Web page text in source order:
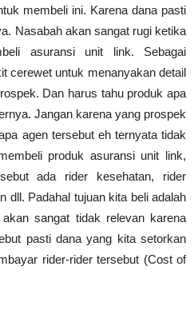
membeli ini. Karena dana pasti
Nasabah akan sangat rugi ketika
asuransi unit link. Sebagai
cerewet untuk menanyakan detail
Dan harus tahu produk apa
Jangan karena yang prospek
agen tersebut eh ternyata tidak
produk asuransi unit link,
ada rider kesehatan, rider
dll. Padahal tujuan kita beli adalah
sangat tidak relevan karena
pasti dana yang kita setorkan
rider-rider tersebut (Cost of